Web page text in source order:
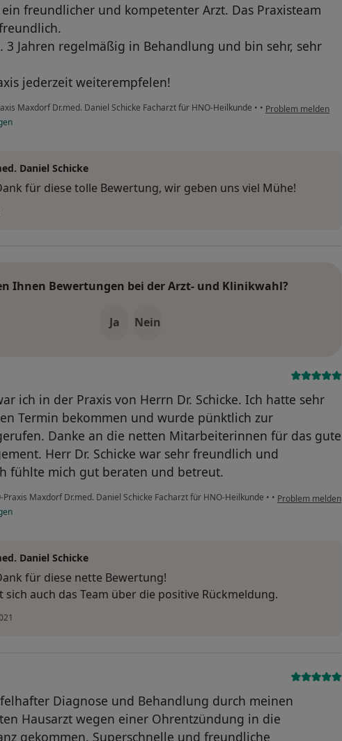
ein freundlicher und kompetenter Arzt. Das Praxisteam
3 Jahren regelmäßig in Behandlung und bin sehr, sehr
jederzeit weiterempfelen!
Maxdorf Dr.med. Daniel Schicke Facharzt für HNO-Heilkunde • • Problem melden
Daniel Schicke
für diese tolle Bewertung, wir geben uns viel Mühe!
Ihnen Bewertungen bei der Arzt- und Klinikwahl?
Ja Nein
ich in der Praxis von Herrn Dr. Schicke. Ich hatte sehr
Termin bekommen und wurde pünktlich zur
Danke an die netten Mitarbeiterinnen für das gute
Herr Dr. Schicke war sehr freundlich und
fühlte mich gut beraten und betreut.
Praxis Maxdorf Dr.med. Daniel Schicke Facharzt für HNO-Heilkunde • • Problem melden
Daniel Schicke
für diese nette Bewertung!
sich auch das Team über die positive Rückmeldung.
Diagnose und Behandlung durch meinen
Hausarzt wegen einer Ohrentzündung in die
gekommen. Superschnelle und freundliche